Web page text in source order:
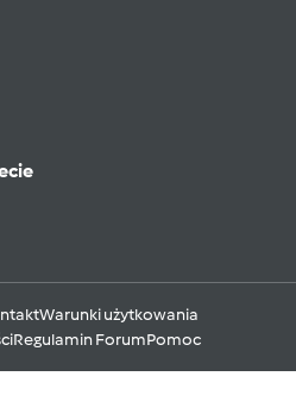
Warunki użytkowania
Regulamin ForumPomoc